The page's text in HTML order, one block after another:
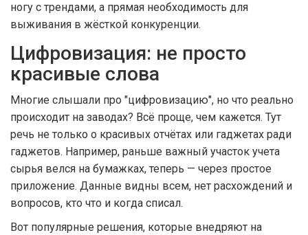
ногу с трендами, а прямая необходимость для
выживания в жёсткой конкуренции.
Цифровизация: не просто
красивые слова
Многие слышали про "цифровизацию", но что реально
происходит на заводах? Всё проще, чем кажется. Тут
речь не только о красивых отчётах или гаджетах ради
гаджетов. Например, раньше важный участок учета
сырья велся на бумажках, теперь — через простое
приложение. Данные видны всем, нет расхождений и
вопросов, кто что и когда списал.
Вот популярные решения, которые внедряют на